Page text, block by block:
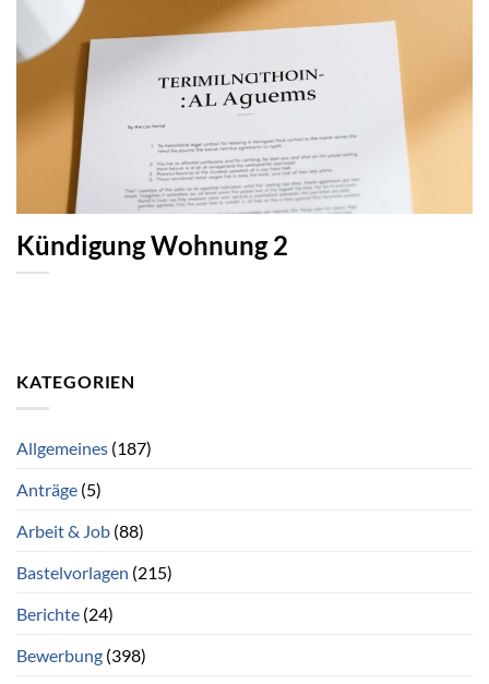
Kündigung Wohnung 2
KATEGORIEN
Allgemeines (187)
Anträge (5)
Arbeit & Job (88)
Bastelvorlagen (215)
Berichte (24)
Bewerbung (398)